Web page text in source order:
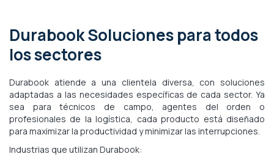
Durabook Soluciones para todos
los sectores
Durabook atiende a una clientela diversa, con soluciones
adaptadas a las necesidades específicas de cada sector. Ya
sea para técnicos de campo, agentes del orden o
profesionales de la logística, cada producto está diseñado
para maximizar la productividad y minimizar las interrupciones.
Industrias que utilizan Durabook: